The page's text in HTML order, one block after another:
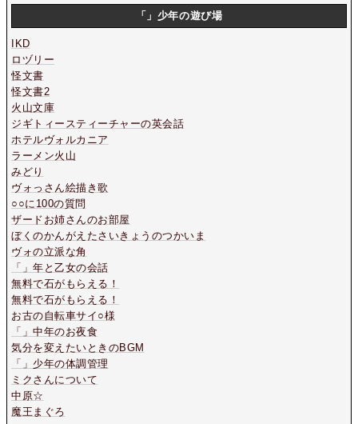
「」少年の遊び場
IKD
ロヅリー
怪文書
怪文書2
火山文庫
ジギトィースティーチャーの英会話
ホテルヴォルカニア
ラーメン火山
みどり
ヴォっさん絵描き歌
○○に100の質問
ザードお姉さんのお部屋
ぼくのかんがえたさいきょうのつかいま
ヴォの立派な角
「」年と乙女の会話
無料で石がもらえる！
無料で石がもらえる！
お古の自転車サイ○様
「」中年のお夜食
気分を変えたいときのBGM
「」少年の体調管理
ミクさんについて
中原☆
魔王まぐろ